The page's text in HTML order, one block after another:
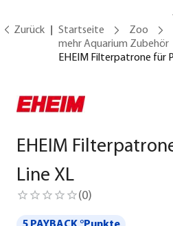
Zurück Startseite Zoo
mehr Aquarium Zubehör
EHEIM Filterpatrone für
EHEIM
Line XL
(0)